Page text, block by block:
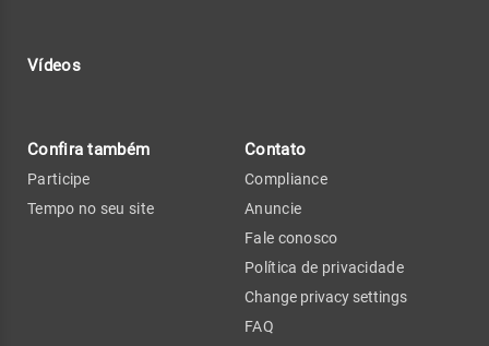
Vídeos
Confira também
Participe
Tempo no seu site
Contato
Compliance
Anuncie
Fale conosco
Política de privacidade
Change privacy settings
FAQ